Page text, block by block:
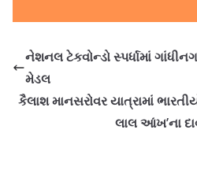
નેશનલ ટેકવોન્ડો સ્પર્ધામાં
મેડલ
કૈલાશ માનસરોવર યાત્રામાં
લાલ આંખ’ના